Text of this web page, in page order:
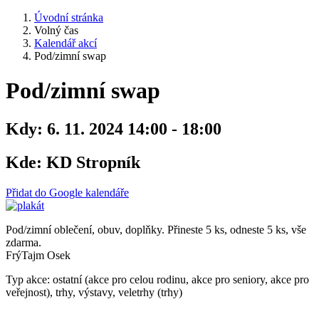
Úvodní stránka
Volný čas
Kalendář akcí
Pod/zimní swap
Pod/zimní swap
Kdy: 6. 11. 2024 14:00 - 18:00
Kde: KD Stropník
Přidat do Google kalendáře
Pod/zimní oblečení, obuv, doplňky. Přineste 5 ks, odneste 5 ks, vše
zdarma.
FrýTajm Osek
Typ akce: ostatní (akce pro celou rodinu, akce pro seniory, akce pro
veřejnost), trhy, výstavy, veletrhy (trhy)